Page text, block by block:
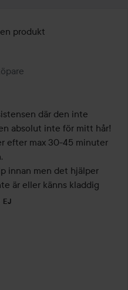
produkt
där den inte
absolut inte för mitt hår!
efter max 30-45 minuter
innan men det hjälper
är eller känns kladdig
EJ